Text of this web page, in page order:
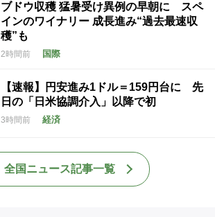
ブドウ収穫 猛暑受け異例の早朝に スペ
インのワイナリー 成長進み“過去最速収
穫”も
2時間前 国際
【速報】円安進み1ドル＝159円台に 先
日の「日米協調介入」以降で初
3時間前 経済
全国ニュース記事一覧